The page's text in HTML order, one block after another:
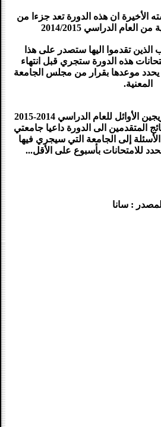
ان هذه الدورة تعد جزءا من
العام الدراسي 2014/2015
تقدموا اليها ستصدر على هذا
هذه الدورة ستجري قبل انتهاء
2015 على أن يحدد موعدها بقرار من مجلس الجامعة
المعنية.
وأشار المجلس إلى أن الخريجين الأوائل للعام الدراسي 2014-2015
المتقدمين الى الدورة داعيا جامعتي
إلى الجامعة التي سيجري فيها
للامتحانات بأسبوع على الأقل...
المصدر : سانا